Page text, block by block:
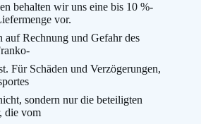
behalten wir uns eine bis 10 %-
vor.
auf Rechnung und Gefahr des
Für Schäden und Verzögerungen,
sondern nur die beteiligten
die vom